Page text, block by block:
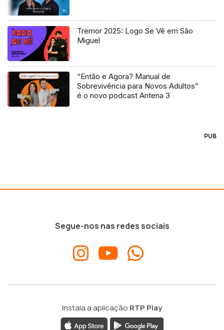
Tremor 2025: Logo Se Vê em São
Miguel
“Então e Agora? Manual de
Sobrevivência para Novos Adultos”
é o novo podcast Antena 3
PUB
Segue-nos nas redes sociais
Instala a aplicação RTP Play